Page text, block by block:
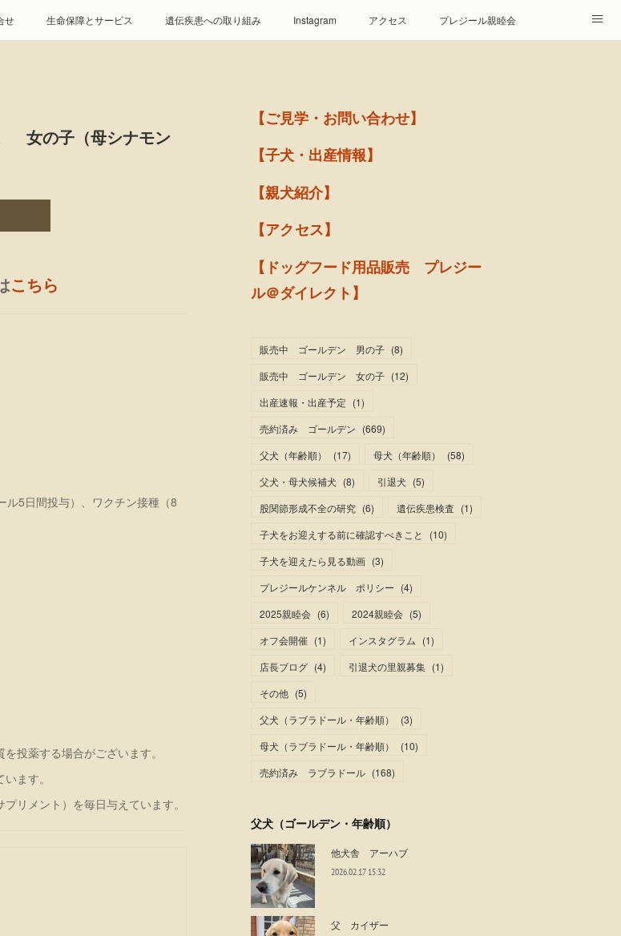
せ 生命保障とサービス 遺伝疾患への取り組み Instagram アクセス プレジール親睦会
女の子（母シナモン
こちら
5日間投与）、ワクチン接種（8
投薬する場合がございます。
ます。
リメント）を毎日与えています。
【ご見学・お問い合わせ】
【子犬・出産情報】
【親犬紹介】
【アクセス】
【ドッグフード用品販売 プレジー
ル＠ダイレクト】
販売中 ゴールデン 男の子 (8)
販売中 ゴールデン 女の子 (12)
出産速報・出産予定 (1)
売約済み ゴールデン (669)
父犬（年齢順）
(17) 母犬（年齢順） (58)
父犬・母犬候補犬 (8) 引退犬 (5)
股関節形成不全の研究 (6) 遺伝疾患検査 (1)
子犬をお迎えする前に確認すべきこと
(10)
子犬を迎えたら見る動画 (3)
プレジールケンネル ポリシー (4)
2025親睦会 (6) 2024親睦会 (5)
オフ会開催 (1) インスタグラム (1)
店長ブログ (4) 引退犬の里親募集 (1)
その他 (5)
父犬（ラブラドール・年齢順）
(3)
母犬（ラブラドール・年齢順）
(10)
売約済み ラブラドール (168)
父犬（ゴールデン・年齢順）
他犬舎 アーハブ
2026.02.17 15:32
父 カイザー